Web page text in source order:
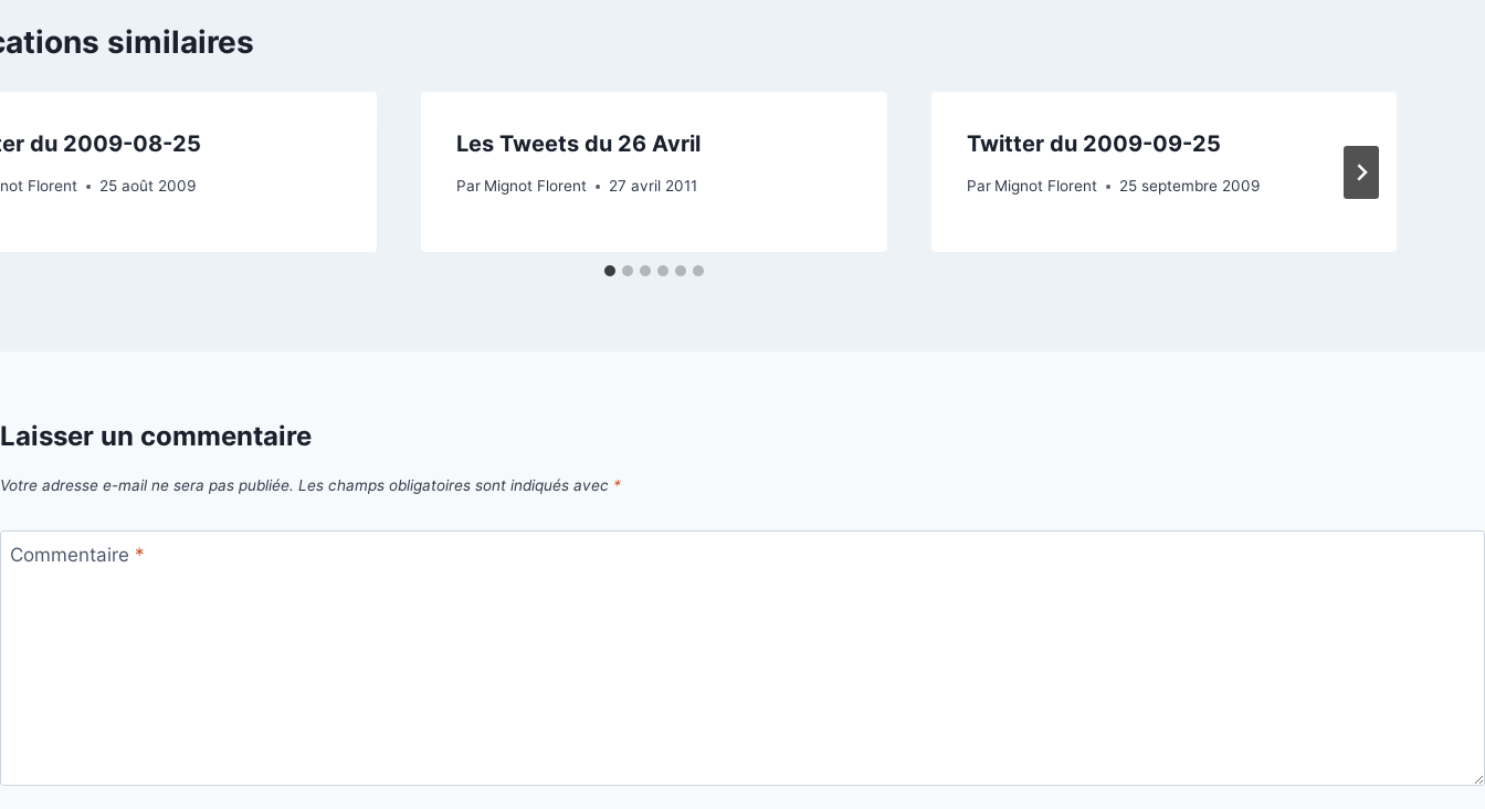
similaires
du 2009-08-25
Florent 25 août 2009
Les Tweets du 26 Avril
Par Mignot Florent 27 avril 2011
Twitter du 2009-09-25
Par Mignot Florent 25 septembre 2009
Laisser un commentaire
Votre adresse e-mail ne sera pas publiée. Les champs obligatoires sont indiqués avec *
Commentaire *